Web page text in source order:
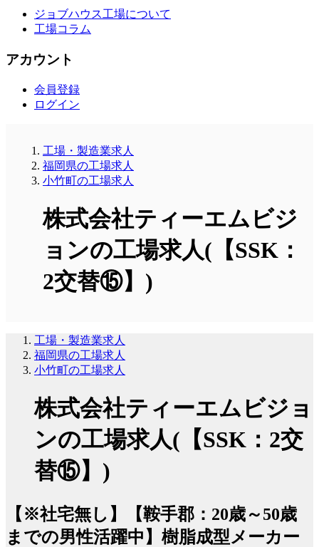
ジョブハウス工場について
工場コラム
アカウント
会員登録
ログイン
工場・製造業求人
福岡県の工場求人
小竹町の工場求人
株式会社ティーエムビジ
ョンの工場求人(【SSK：
2交替⑮】)
工場・製造業求人
福岡県の工場求人
小竹町の工場求人
株式会社ティーエムビジョ
ンの工場求人(【SSK：2交
替⑮】)
【※社宅無し】【鞍手郡：20歳～50歳
までの男性活躍中】樹脂成型メーカー